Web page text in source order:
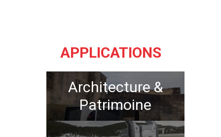
APPLICATIONS
Architecture &
Patrimoine